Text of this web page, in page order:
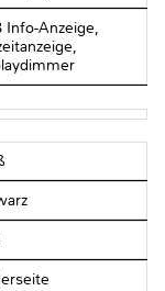
Info-Anzeige,